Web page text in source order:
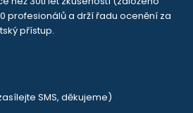
profesionálů a drží řadu ocenění za
přístup.
SMS, děkujeme)